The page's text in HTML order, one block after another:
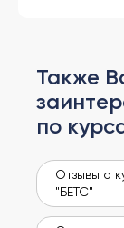
Также
по
Отзывы о
"БЕТС"